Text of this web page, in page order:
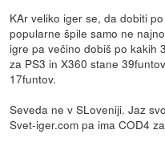
KAr veliko iger se, da dobiti
popularne špile samo ne
igre pa večino dobiš po kakih
za PS3 in X360 stane
17funtov.
Seveda ne v SLoveniji. Jaz
Svet-iger.com pa ima COD4